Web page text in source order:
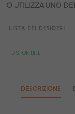
O UTILIZZA UNO
LISTA DEI DESIDERI
DISPONIBILE
DESCRIZIONE